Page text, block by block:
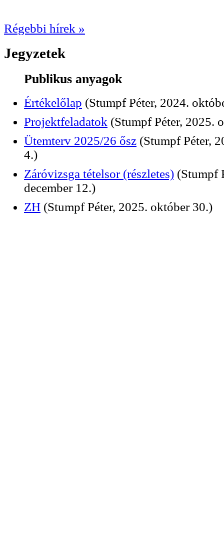
Régebbi hírek »
Jegyzetek
Publikus anyagok
Értékelőlap (Stumpf Péter, 2024.
Projektfeladatok (Stumpf Péter, 2025.
Ütemterv 2025/26 ősz (Stumpf Péter,
4.)
Záróvizsga tételsor (részletes) (Stumpf
december 12.)
ZH (Stumpf Péter, 2025. október 30.)